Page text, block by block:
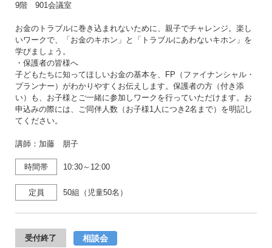
9階 901会議室
お金のトラブルに巻き込まれないために、親子でチャレンジ。楽し
いワークで、「お金のキホン」と「トラブルにあわないキホン」を
学びましょう。
・保護者の皆様へ
子どもたちに知ってほしいお金の基本を、FP（ファイナンシャル・
プランナー）がわかりやすくお伝えします。保護者の方（付き添
い）も、お子様とご一緒に参加しワークを行っていただけます。お
申込みの際には、ご同伴人数（お子様1人につき2名まで）を明記し
てください。
講師：加藤 朋子
時間帯 10:30～12:00
定員 50組（児童50名）
受付終了 相談会